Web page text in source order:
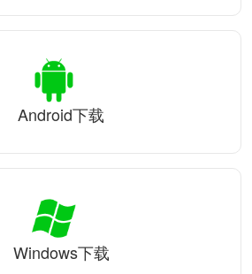
Android下载
Windows下载